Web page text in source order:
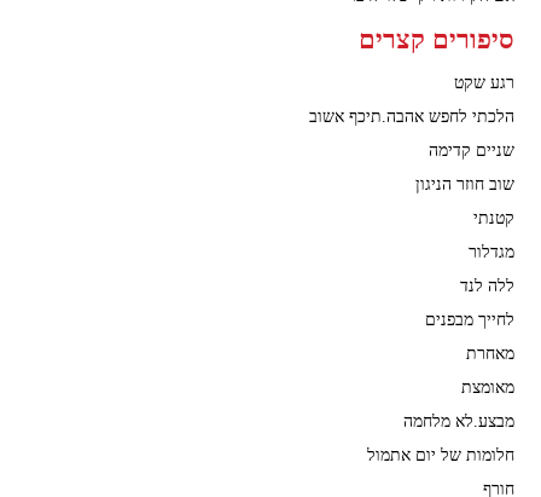
סיפורים קצרים
רגע שקט
הלכתי לחפש אהבה.תיכף אשוב
שניים קדימה
שוב חוזר הניגון
קטנתי
מגדלור
ללה לנד
לחייך מבפנים
מאחרת
מאומצת
מבצע.לא מלחמה
חלומות של יום אתמול
חורף